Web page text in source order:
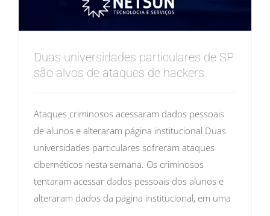
Duas universidades particulares de SP
são alvos de ataques de hackers
Ataques criminosos acessaram dados pessoais
de alunos e alteraram página institucional Duas
universidades particulares sofreram ataques
cibernéticos nesta semana. Os criminosos
tentaram acessar dados pessoais dos alunos e
alteraram dados da página institucional, em uma